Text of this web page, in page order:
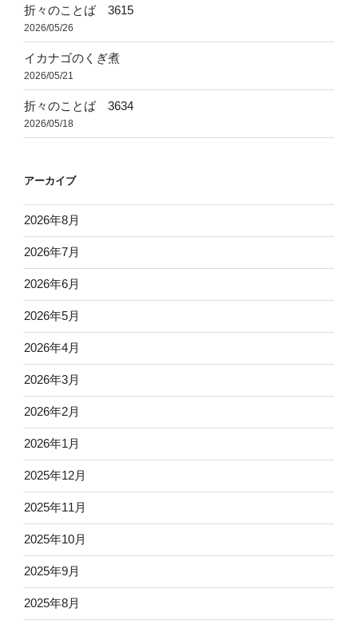
折々のことば 3615
2026/05/26
イカナゴのくぎ煮
2026/05/21
折々のことば 3634
2026/05/18
アーカイブ
2026年8月
2026年7月
2026年6月
2026年5月
2026年4月
2026年3月
2026年2月
2026年1月
2025年12月
2025年11月
2025年10月
2025年9月
2025年8月